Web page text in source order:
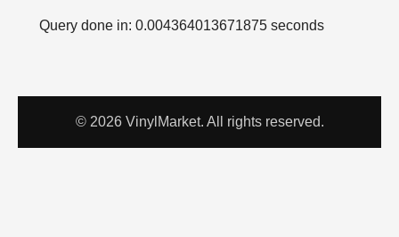
Query done in: 0.004364013671875 seconds
© 2026 VinylMarket. All rights reserved.